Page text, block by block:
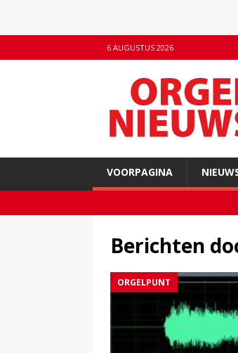
6 AUGUSTUS 2026
VOORPAGINA
Berichten
ORGELPUNT